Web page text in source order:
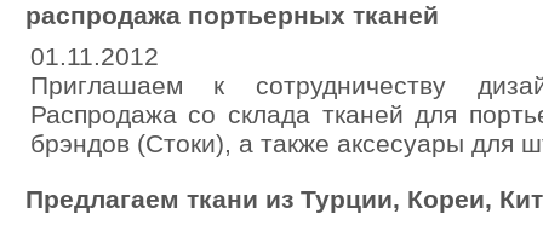
распродажа портьерных тканей
01.11.2012
Приглашаем к сотрудничеству
Распродажа со склада тканей для
брэндов (Стоки), а также аксесуары для
Предлагаем ткани из Турции, Кореи,